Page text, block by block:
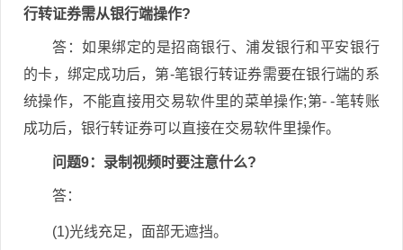
行转证券需从银行端操作?
答：如果绑定的是招商银行、浦发银行和平安银行
的卡，绑定成功后，第-笔银行转证券需要在银行端的系
统操作，不能直接用交易软件里的菜单操作;第- -笔转账
成功后，银行转证券可以直接在交易软件里操作。
问题9：录制视频时要注意什么?
答：
(1)光线充足，面部无遮挡。